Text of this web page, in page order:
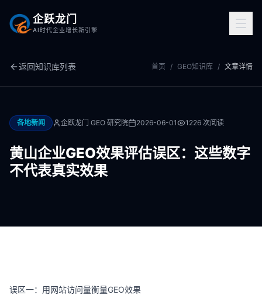
企跃龙门
AI时代企业增长新引擎
返回知识库列表 首页 / GEO知识库 / 文章详情
各地新闻 企跃龙门 GEO 研究院 2026-06-01 1226 次阅读
黄山企业GEO效果评估误区：这些数字
不代表真实效果
误区一：用网站访问量衡量GEO效果